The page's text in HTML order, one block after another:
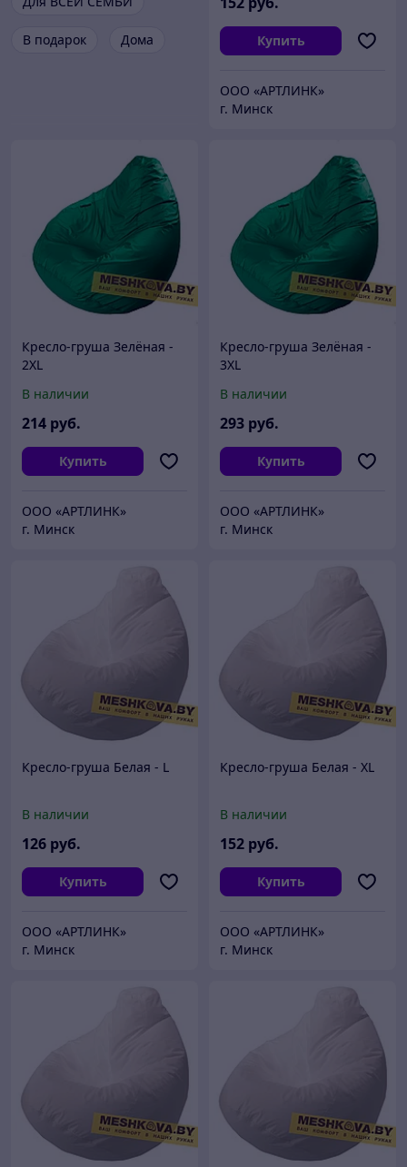
В подарок Дома Купить
ООО «АРТЛИНК»
г. Минск
Кресло-груша Зелёная -
2XL
В наличии
214 руб.
Купить
ООО «АРТЛИНК»
г. Минск
Кресло-груша Зелёная -
3XL
В наличии
293 руб.
Купить
ООО «АРТЛИНК»
г. Минск
Кресло-груша Белая - L
В наличии
126 руб.
Купить
ООО «АРТЛИНК»
г. Минск
Кресло-груша Белая - XL
В наличии
152 руб.
Купить
ООО «АРТЛИНК»
г. Минск